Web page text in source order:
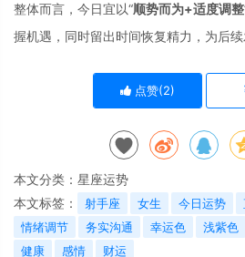
整体而言，今日宜以“顺势而为+适度调整
握机遇，同时留出时间恢复精力，为后续
点赞(2)
本文分类： 星座运势
本文标签：
射手座 女生 今日运势
情绪调节
务实沟通 幸运色 浅紫色
健康
感情 财运